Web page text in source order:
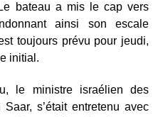
bateau a mis le cap vers
ainsi son escale
toujours prévu pour jeudi,
initial.
le ministre israélien des
s’était entretenu avec